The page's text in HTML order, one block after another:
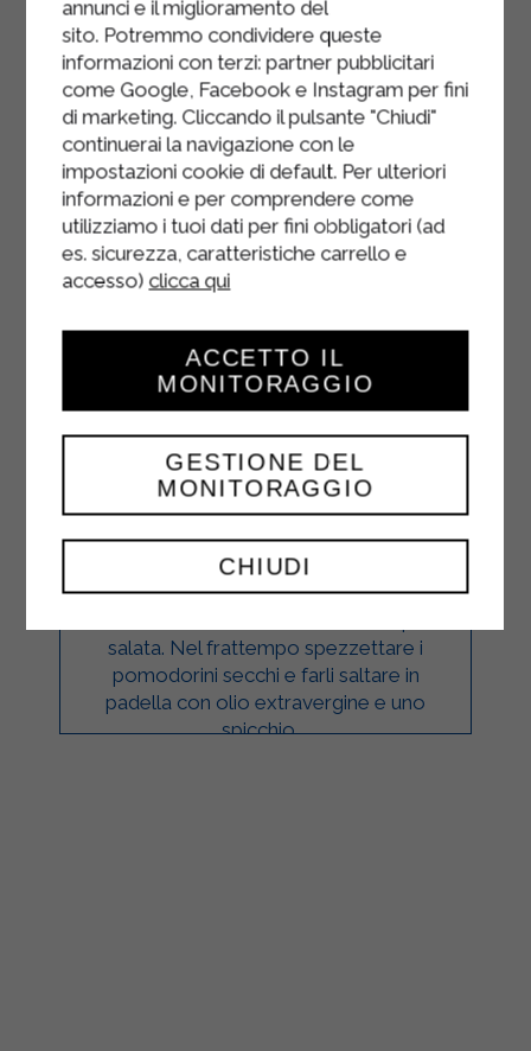
RISO CON RICOTTA
E POMODORINI
SECCHI
PRIMI PIATTI
salata. Nel frattempo spezzettare i
pomodorini secchi e farli saltare in
padella con olio extravergine e uno
spicchio ...
annunci e il miglioramento del
sito. Potremmo condividere queste
informazioni con terzi: partner pubblicitari
come Google, Facebook e Instagram per fini
di marketing. Cliccando il pulsante "Chiudi"
continuerai la navigazione con le
impostazioni cookie di default. Per ulteriori
informazioni e per comprendere come
utilizziamo i tuoi dati per fini obbligatori (ad
es. sicurezza, caratteristiche carrello e
accesso) clicca qui
CHIUDI
GESTIONE DEL
MONITORAGGIO
ACCETTO IL
MONITORAGGIO